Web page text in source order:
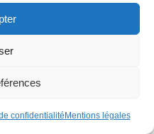
confidentialité Mentions légales
loi de finances
5 millions d’euros,